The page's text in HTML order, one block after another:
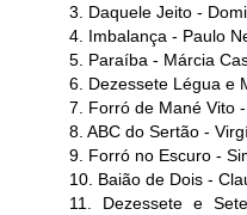
3. Daquele Jeito -
4. Imbalança - Paulo
5. Paraíba - Márcia
6. Dezessete Légua e
7. Forró de Mané Vito
8. ABC do Sertão -
9. Forró no Escuro -
10. Baião de Dois -
11. Dezessete e